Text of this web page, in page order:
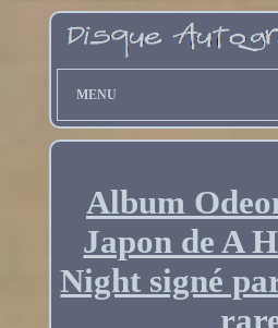
MENU
Album
Japon de A
Night signé